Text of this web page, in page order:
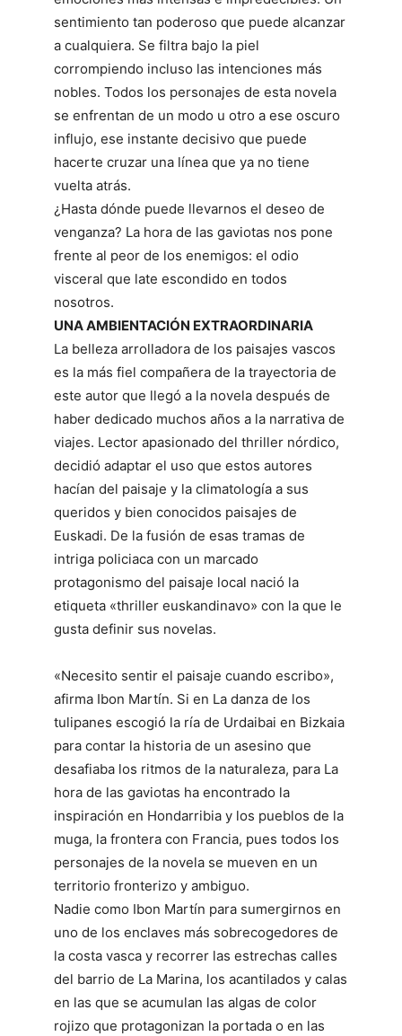
sentimiento tan poderoso que puede alcanzar
a cualquiera. Se filtra bajo la piel
corrompiendo incluso las intenciones más
nobles. Todos los personajes de esta novela
se enfrentan de un modo u otro a ese oscuro
influjo, ese instante decisivo que puede
hacerte cruzar una línea que ya no tiene
vuelta atrás.
¿Hasta dónde puede llevarnos el deseo de
venganza? La hora de las gaviotas nos pone
frente al peor de los enemigos: el odio
visceral que late escondido en todos
nosotros.
UNA AMBIENTACIÓN EXTRAORDINARIA
La belleza arrolladora de los paisajes vascos
es la más fiel compañera de la trayectoria de
este autor que llegó a la novela después de
haber dedicado muchos años a la narrativa de
viajes. Lector apasionado del thriller nórdico,
decidió adaptar el uso que estos autores
hacían del paisaje y la climatología a sus
queridos y bien conocidos paisajes de
Euskadi. De la fusión de esas tramas de
intriga policiaca con un marcado
protagonismo del paisaje local nació la
etiqueta «thriller euskandinavo» con la que le
gusta definir sus novelas.
«Necesito sentir el paisaje cuando escribo»,
afirma Ibon Martín. Si en La danza de los
tulipanes escogió la ría de Urdaibai en Bizkaia
para contar la historia de un asesino que
desafiaba los ritmos de la naturaleza, para La
hora de las gaviotas ha encontrado la
inspiración en Hondarribia y los pueblos de la
muga, la frontera con Francia, pues todos los
personajes de la novela se mueven en un
territorio fronterizo y ambiguo.
Nadie como Ibon Martín para sumergirnos en
uno de los enclaves más sobrecogedores de
la costa vasca y recorrer las estrechas calles
del barrio de La Marina, los acantilados y calas
en las que se acumulan las algas de color
rojizo que protagonizan la portada o en las